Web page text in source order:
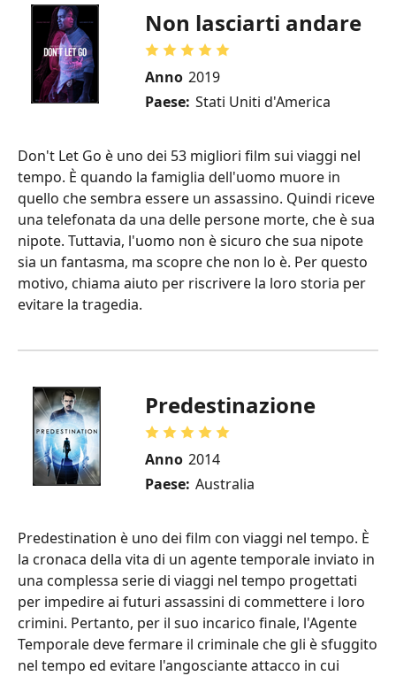
Non lasciarti andare
Anno 2019
Paese: Stati Uniti d'America
Don't Let Go è uno dei 53 migliori film sui viaggi nel
tempo. È quando la famiglia dell'uomo muore in
quello che sembra essere un assassino. Quindi riceve
una telefonata da una delle persone morte, che è sua
nipote. Tuttavia, l'uomo non è sicuro che sua nipote
sia un fantasma, ma scopre che non lo è. Per questo
motivo, chiama aiuto per riscrivere la loro storia per
evitare la tragedia.
Predestinazione
Anno 2014
Paese: Australia
Predestination è uno dei film con viaggi nel tempo. È
la cronaca della vita di un agente temporale inviato in
una complessa serie di viaggi nel tempo progettati
per impedire ai futuri assassini di commettere i loro
crimini. Pertanto, per il suo incarico finale, l'Agente
Temporale deve fermare il criminale che gli è sfuggito
nel tempo ed evitare l'angosciante attacco in cui